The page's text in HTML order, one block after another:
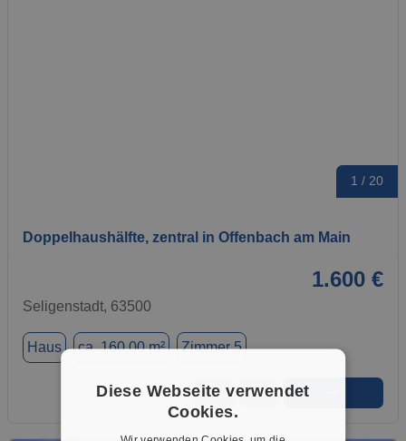
1 / 20
Doppelhaushälfte, zentral in Offenbach am Main
1.600 €
Seligenstadt, 63500
Haus ca. 160,00 m² Zimmer 5
★ ➦
Diese Webseite verwendet
Cookies.